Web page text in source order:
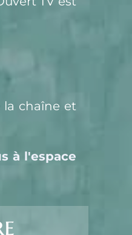
la chaîne et
à l'espace